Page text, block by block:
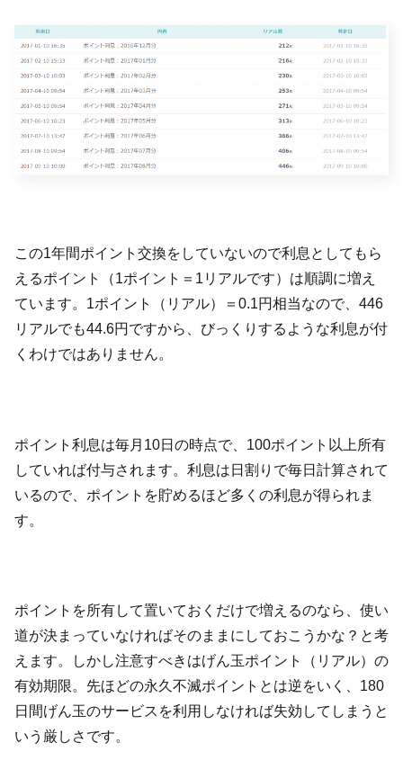
この1年間ポイント交換をしていないので利息としてもら
えるポイント（1ポイント＝1リアルです）は順調に増え
ています。1ポイント（リアル）＝0.1円相当なので、446
リアルでも44.6円ですから、びっくりするような利息が付
くわけではありません。
ポイント利息は毎月10日の時点で、100ポイント以上所有
していれば付与されます。利息は日割りで毎日計算されて
いるので、ポイントを貯めるほど多くの利息が得られま
す。
ポイントを所有して置いておくだけで増えるのなら、使い
道が決まっていなければそのままにしておこうかな？と考
えます。しかし注意すべきはげん玉ポイント（リアル）の
有効期限。先ほどの永久不滅ポイントとは逆をいく、180
日間げん玉のサービスを利用しなければ失効してしまうと
いう厳しさです。